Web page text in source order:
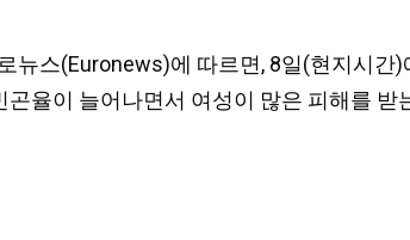
뉴스(Euronews)에 따르면, 8일(현지시간)
곤율이 늘어나면서 여성이 많은 피해를 받